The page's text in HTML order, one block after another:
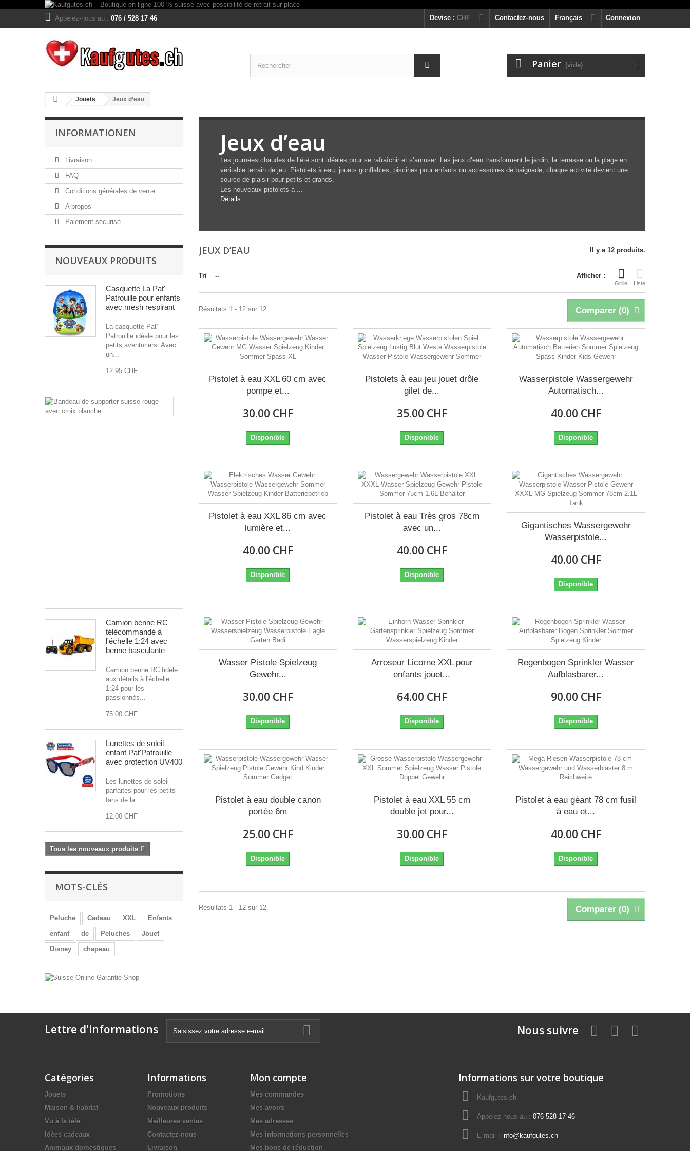
Connexion
Français
Contactez-nous
Appelez-nous au : 076 / 528 17 46 Devise : CHF
Panier (vide)
Jouets Jeux d’eau
INFORMATIONEN
Livraison
FAQ
Conditions générales de vente
A propos
Paiement sécurisé
NOUVEAUX PRODUITS
Casquette La Pat'
Patrouille pour enfants
avec mesh respirant
La casquette Pat'
Patrouille idéale pour les
petits aventuriers. Avec
un...
12.95 CHF
blanche
Soutenez
nationale
Camion benne RC
télécommandé à
l'échelle 1:24 avec
benne basculante
Camion benne RC fidèle
aux détails à l'échelle
1:24 pour les
passionnés...
75.00 CHF
Lunettes de soleil
enfant Pat'Patrouille
avec protection UV400
Les lunettes de soleil
parfaites pour les petits
fans de la...
12.00 CHF
Tous les nouveaux produits
MOTS-CLÉS
Peluche Cadeau XXL
Enfants
enfant
de Peluches
Jouet
Disney
chapeau
Jeux d’eau
Les journées chaudes de l’été sont idéales pour se rafraîchir et s’amuser. Les jeux d’eau transforment le jardin, la terrasse ou la plage en
véritable terrain de jeu. Pistolets à eau, jouets gonflables, piscines pour enfants ou accessoires de baignade, chaque activité devient une
source de plaisir pour petits et grands.
Les nouveaux pistolets à ...
Détails
JEUX D’EAU Il y a 12 produits.
Afficher :
Grille Liste
Tri --
Comparer (0)
Résultats 1 - 12 sur 12.
Pistolet à eau XXL 60 cm avec
pompe et...
30.00 CHF
Disponible
Pistolets à eau jeu jouet drôle
gilet de...
35.00 CHF
Disponible
Wasserpistole Wassergewehr
Automatisch...
40.00 CHF
Disponible
Pistolet à eau XXL 86 cm avec
lumière et...
40.00 CHF
Disponible
Pistolet à eau Très gros 78cm
avec un...
40.00 CHF
Disponible
Gigantisches Wassergewehr
Wasserpistole...
40.00 CHF
Disponible
Wasser Pistole Spielzeug
Gewehr...
30.00 CHF
Disponible
Arroseur Licorne XXL pour
enfants jouet...
64.00 CHF
Disponible
Regenbogen Sprinkler Wasser
Aufblasbarer...
90.00 CHF
Disponible
Pistolet à eau double canon
portée 6m
25.00 CHF
Disponible
Pistolet à eau XXL 55 cm
double jet pour...
30.00 CHF
Disponible
Pistolet à eau géant 78 cm fusil
à eau et...
40.00 CHF
Disponible
Comparer (0)
Résultats 1 - 12 sur 12.
Lettre d'informations Nous suivre
Catégories
Jouets
Maison & habitat
Vu à la télé
Idées cadeaux
Animaux domestiques
Informations
Promotions
Nouveaux produits
Meilleures ventes
Contactez-nous
Livraison
Mon compte
Mes commandes
Mes avoirs
Mes adresses
Mes informations personnelles
Mes bons de réduction
Informations sur votre boutique
Kaufgutes.ch
Appelez-nous au : 076 528 17 46
E-mail : info@kaufgutes.ch